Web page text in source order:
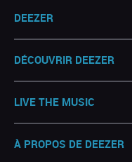
DEEZER
DÉCOUVRIR DEEZER
LIVE THE MUSIC
À PROPOS DE DEEZER